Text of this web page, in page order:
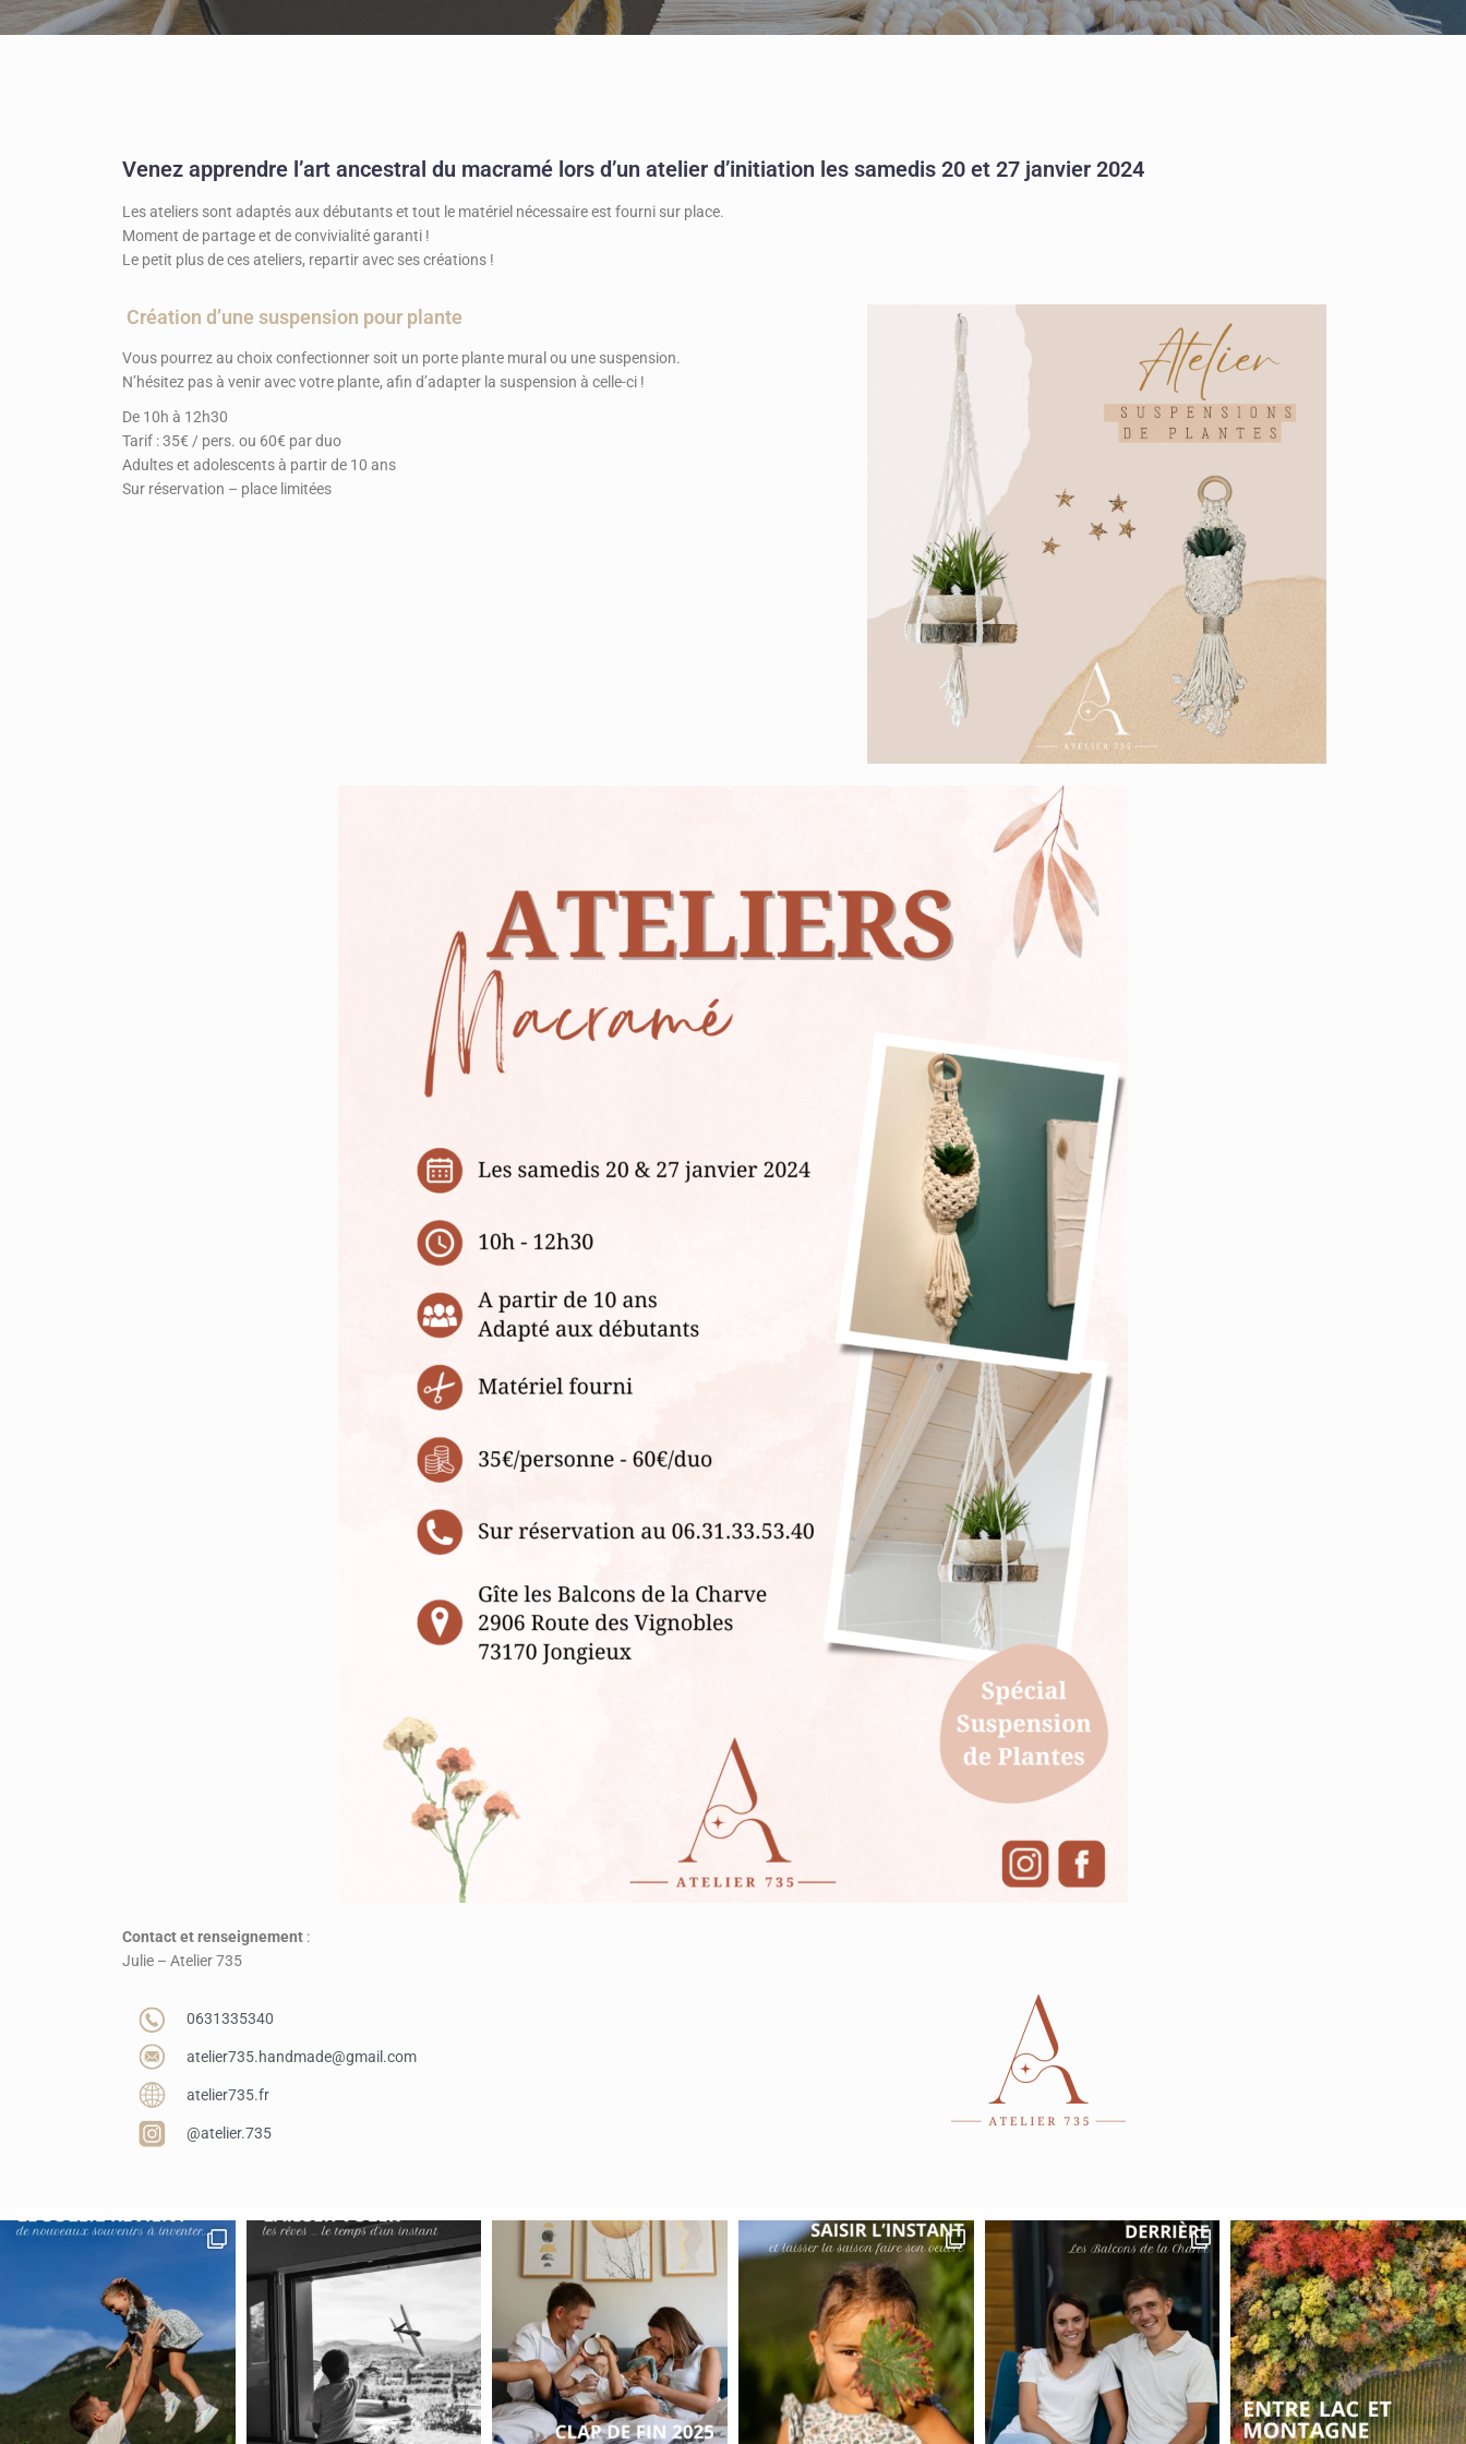
Venez apprendre l’art ancestral du macramé lors d’un atelier d’initiation les samedis 20 et 27 janvier 2024
Les ateliers sont adaptés aux débutants et tout le matériel nécessaire est fourni sur place.
Moment de partage et de convivialité garanti !
Le petit plus de ces ateliers, repartir avec ses créations !
Création d’une suspension pour plante
Vous pourrez au choix confectionner soit un porte plante mural ou une suspension.
N’hésitez pas à venir avec votre plante, afin d’adapter la suspension à celle-ci !
De 10h à 12h30
Tarif : 35€ / pers. ou 60€ par duo
Adultes et adolescents à partir de 10 ans
Sur réservation – place limitées
Contact et renseignement :
Julie – Atelier 735
0631335340
atelier735.handmade@gmail.com
atelier735.fr
@atelier.735